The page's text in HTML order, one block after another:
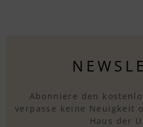
Abonniere den
verpasse keine Neuigkeit
Haus der